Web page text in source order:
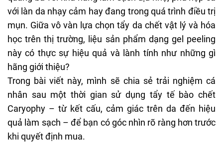
với làn da nhạy cảm hay đang trong quá trình điều trị
mụn. Giữa vô vàn lựa chọn tẩy da chết vật lý và hóa
học trên thị trường, liệu sản phẩm dạng gel peeling
này có thực sự hiệu quả và lành tính như những gì
hãng giới thiệu?
Trong bài viết này, mình sẽ chia sẻ trải nghiệm cá
nhân sau một thời gian sử dụng tẩy tế bào chết
Caryophy – từ kết cấu, cảm giác trên da đến hiệu
quả làm sạch – để bạn có góc nhìn rõ ràng hơn trước
khi quyết định mua.